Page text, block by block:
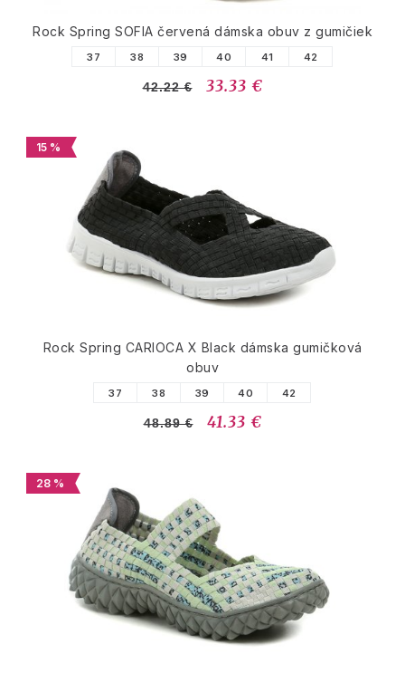
Rock Spring SOFIA červená dámska obuv z gumičiek
37 38 39 40 41 42
42.22 € 33.33 €
15 %
Rock Spring CARIOCA X Black dámska gumičková
obuv
37 38 39 40 42
48.89 € 41.33 €
28 %